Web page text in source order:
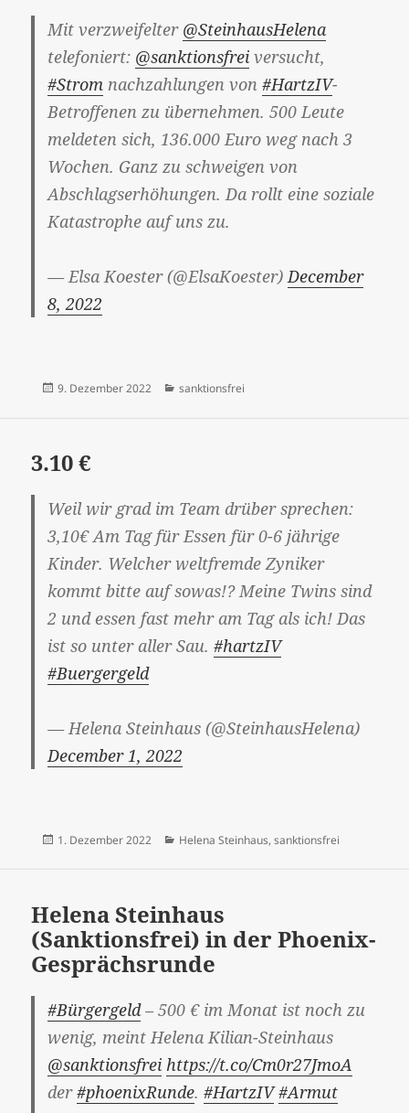
Mit verzweifelter @SteinhausHelena
telefoniert: @sanktionsfrei versucht,
#Strom nachzahlungen von#HartzIV-
Betroffenen zu übernehmen. 500 Leute
meldeten sich, 136.000 Euro weg nach 3
Wochen. Ganz zu schweigen von
Abschlagserhöhungen. Da rollt eine soziale
Katastrophe auf uns zu.
— Elsa Koester (@ElsaKoester)December
8, 2022
Veröffentlicht
9. Dezember 2022 Kategorien
sanktionsfrei
3.10 €
Weil wir grad im Team drüber sprechen:
3,10€ Am Tag für Essen für 0-6 jährige
Kinder. Welcher weltfremde Zyniker
kommt bitte auf sowas!? Meine Twins sind
2 und essen fast mehr am Tag als ich! Das
ist so unter aller Sau.#hartzIV
#Buergergeld
— Helena Steinhaus (@SteinhausHelena)
December 1, 2022
Veröffentlicht
1. Dezember 2022 Kategorien
Helena Steinhaus, sanktionsfrei
Helena Steinhaus
(Sanktionsfrei) in der Phoenix-
Gesprächsrunde
#Bürgergeld– 500 € im Monat ist noch zu
wenig, meint Helena Kilian-Steinhaus
@sanktionsfrei https://t.co/Cm0r27JmoA
der#phoenixRunde.#HartzIV #Armut